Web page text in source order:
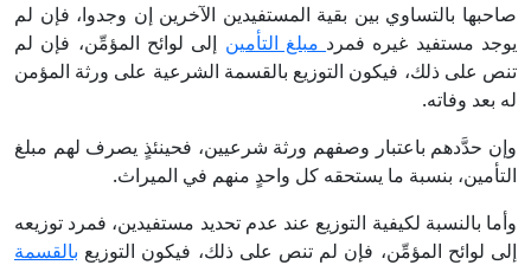
صاحبها بالتساوي بين بقية المستفيدين الآخرين إن وجدوا، فإن لم
يوجد مستفيد غيره فمرد مبلغ التأمين إلى لوائح المؤمِّن، فإن لم
تنص على ذلك، فيكون التوزيع بالقسمة الشرعية على ورثة المؤمن
له بعد وفاته.
وإن حدَّدهم باعتبار وصفهم ورثة شرعيين، فحينئذٍ يصرف لهم مبلغ
التأمين، بنسبة ما يستحقه كل واحدٍ منهم في الميراث.
وأما بالنسبة لكيفية التوزيع عند عدم تحديد مستفيدين، فمرد توزيعه
إلى لوائح المؤمِّن، فإن لم تنص على ذلك، فيكون التوزيع بالقسمة